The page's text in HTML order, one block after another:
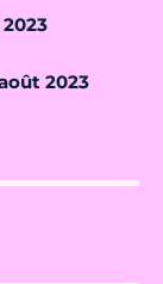
2023